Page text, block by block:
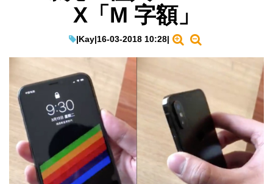
教學評測
EduTech
IT Times
生成式AI與雲端應用
Enterprise Digital Transformation
特集
X「M 字額」
|Kay|16-03-2018 10:28|